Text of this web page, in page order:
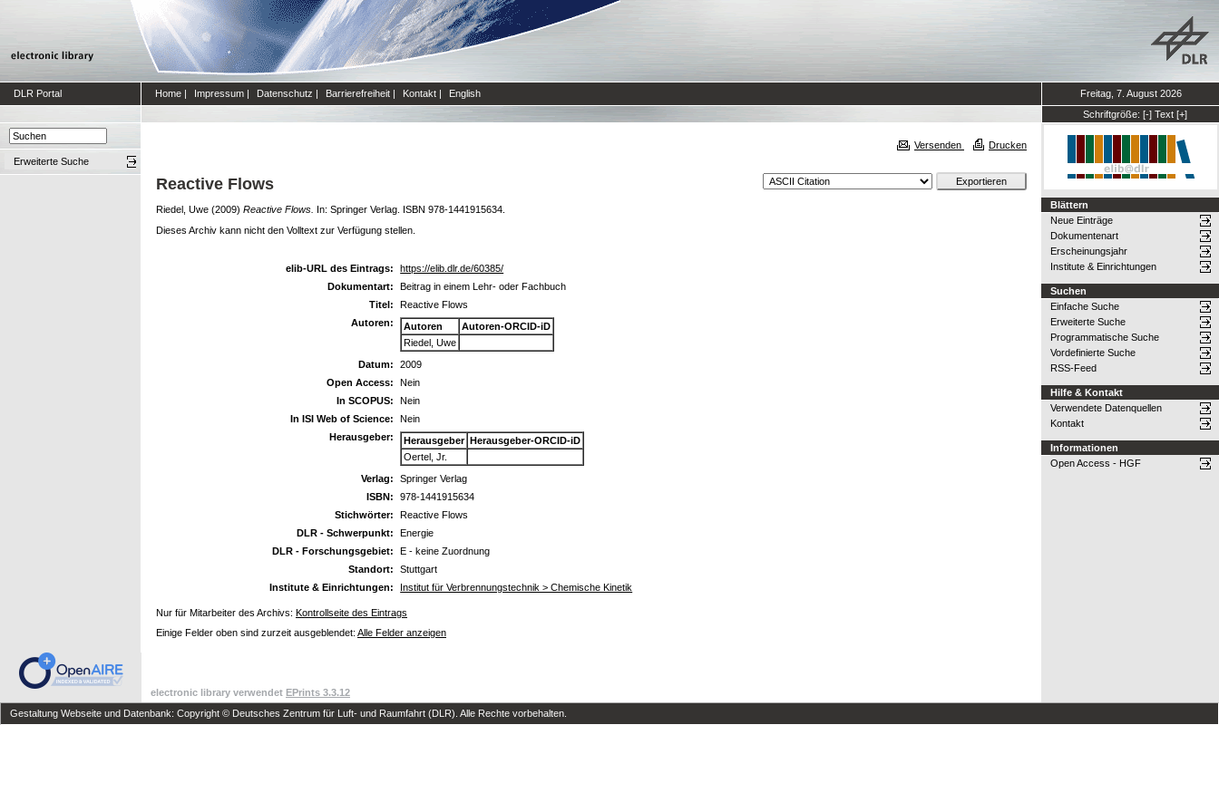
DLR Portal Home | Impressum | Datenschutz | Barrierefreiheit | Kontakt | English
Freitag, 7. August 2026
Schriftgröße: [-] Text [+]
Erweiterte Suche
Versenden Drucken
Reactive Flows
Riedel, Uwe (2009) Reactive Flows. In: Springer Verlag. ISBN 978-1441915634.
Dieses Archiv kann nicht den Volltext zur Verfügung stellen.
elib-URL des Eintrags:
https://elib.dlr.de/60385/
Dokumentart:
Beitrag in einem Lehr- oder Fachbuch
Titel:
Reactive Flows
Autoren:
Autoren
Autoren-ORCID-iD
Riedel, Uwe
Datum:
2009
Open Access:
Nein
In SCOPUS:
Nein
In ISI Web of Science:
Nein
Herausgeber:
Herausgeber Herausgeber-ORCID-iD
Oertel, Jr.
Verlag:
Springer Verlag
ISBN:
978-1441915634
Stichwörter:
Reactive Flows
DLR - Schwerpunkt:
Energie
DLR - Forschungsgebiet:
E - keine Zuordnung
Standort:
Stuttgart
Institute & Einrichtungen:
Institut für Verbrennungstechnik > Chemische Kinetik
Nur für Mitarbeiter des Archivs: Kontrollseite des Eintrags
Einige Felder oben sind zurzeit ausgeblendet: Alle Felder anzeigen
Blättern
Neue Einträge
Dokumentenart
Erscheinungsjahr
Institute & Einrichtungen
Suchen
Einfache Suche
Erweiterte Suche
Programmatische Suche
Vordefinierte Suche
RSS-Feed
Hilfe & Kontakt
Verwendete Datenquellen
Kontakt
Informationen
Open Access - HGF
electronic library verwendet EPrints 3.3.12
Gestaltung Webseite und Datenbank: Copyright © Deutsches Zentrum für Luft- und Raumfahrt (DLR). Alle Rechte vorbehalten.